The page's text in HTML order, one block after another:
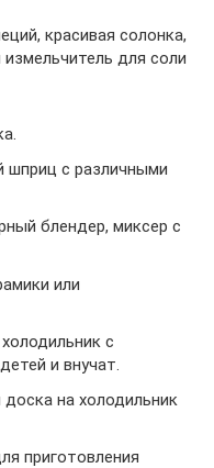
красивая солонка,
для соли
шприц с различными
блендер, миксер с
или
с
и внучат.
на холодильник
приготовления